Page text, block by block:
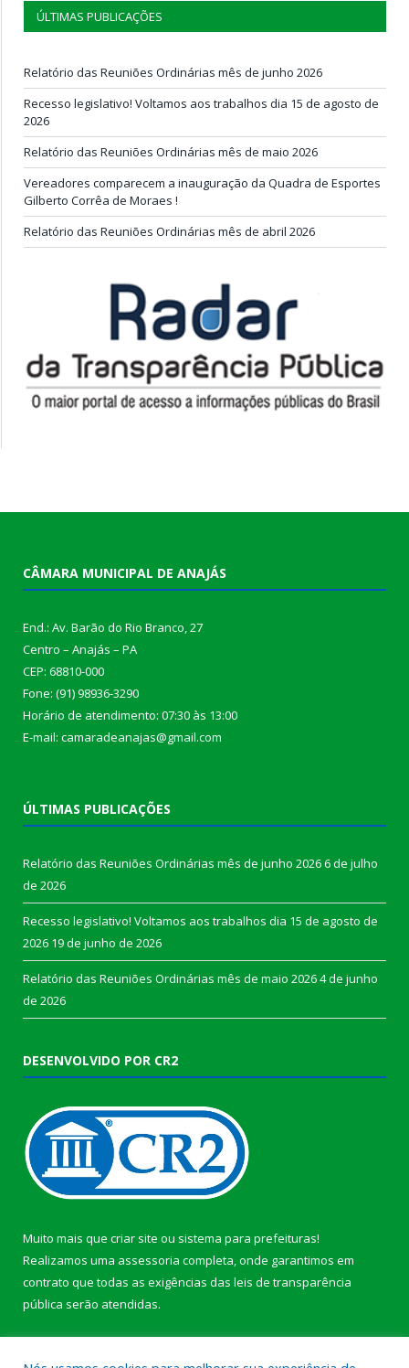
ÚLTIMAS PUBLICAÇÕES
Relatório das Reuniões Ordinárias mês de junho 2026
Recesso legislativo! Voltamos aos trabalhos dia 15 de agosto de
2026
Relatório das Reuniões Ordinárias mês de maio 2026
Vereadores comparecem a inauguração da Quadra de Esportes
Gilberto Corrêa de Moraes !
Relatório das Reuniões Ordinárias mês de abril 2026
CÂMARA MUNICIPAL DE ANAJÁS
End.: Av. Barão do Rio Branco, 27
Centro – Anajás – PA
CEP: 68810-000
Fone: (91) 98936-3290
Horário de atendimento: 07:30 às 13:00
E-mail: camaradeanajas@gmail.com
ÚLTIMAS PUBLICAÇÕES
Relatório das Reuniões Ordinárias mês de junho 20266 de julho
de 2026
Recesso legislativo! Voltamos aos trabalhos dia 15 de agosto de
2026 19 de junho de 2026
Relatório das Reuniões Ordinárias mês de maio 20264 de junho
de 2026
DESENVOLVIDO POR CR2
Muito mais que criar site ou sistema para prefeituras!
Realizamos uma assessoria completa, onde garantimos em
contrato que todas as exigências das leis de transparência
pública serão atendidas.